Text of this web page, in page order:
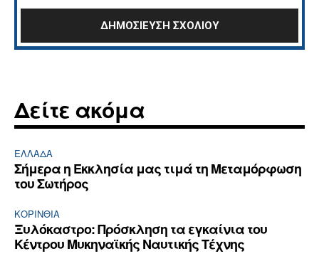
Δείτε ακόμα
ΕΛΛΆΔΑ
Σήμερα η Εκκλησία μας τιμά τη Μεταμόρφωση
του Σωτήρος
ΚΟΡΙΝΘΊΑ
Ξυλόκαστρο: Πρόσκληση τα εγκαίνια του
Κέντρου Μυκηναϊκής Ναυτικής Τέχνης